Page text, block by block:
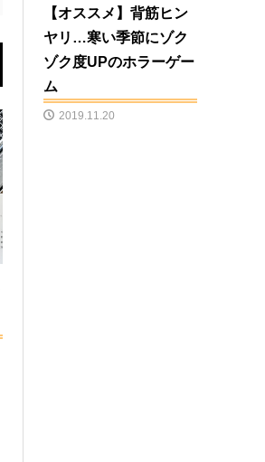
【オススメ】背筋ヒン
ヤリ…寒い季節にゾク
ゾク度UPのホラーゲー
ム
2019.11.20